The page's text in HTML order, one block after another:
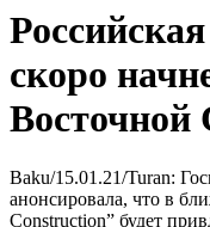
скоро
Восточной
Baku/15.01.21/Turan:
анонсировала, что в
Construction” будет